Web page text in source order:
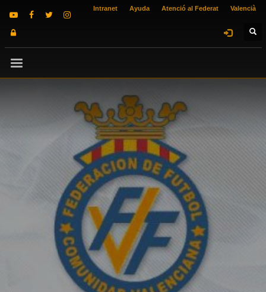
Intranet Ayuda Atenció al Federat Valencià